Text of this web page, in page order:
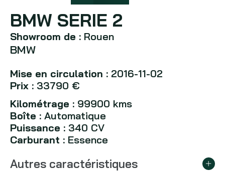
BMW SERIE 2
Showroom de : Rouen
BMW
Mise en circulation : 2016-11-02
Prix : 33790 €
Kilométrage : 99900 kms
Boîte : Automatique
Puissance : 340 CV
Carburant : Essence
Autres caractéristiques